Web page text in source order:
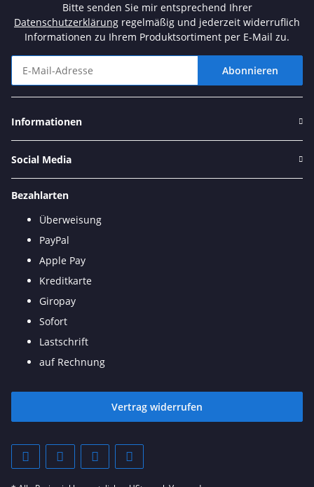
Bitte senden Sie mir entsprechend Ihrer
Datenschutzerklärung regelmäßig und jederzeit widerruflich
Informationen zu Ihrem Produktsortiment per E-Mail zu.
Abonnieren
Informationen
Social Media
Bezahlarten
Überweisung
PayPal
Apple Pay
Kreditkarte
Giropay
Sofort
Lastschrift
auf Rechnung
Vertrag widerrufen